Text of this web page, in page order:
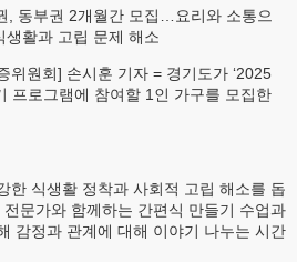
, 동부권 2개월간 모집…요리와 소통으
생활과 고립 문제 해소
위원회] 손시훈 기자 = 경기도가 ‘2025
프로그램에 참여할 1인 가구를 모집한
한 식생활 정착과 사회적 고립 해소를 돕
문가와 함께하는 간편식 만들기 수업과
감정과 관계에 대해 이야기 나누는 시간